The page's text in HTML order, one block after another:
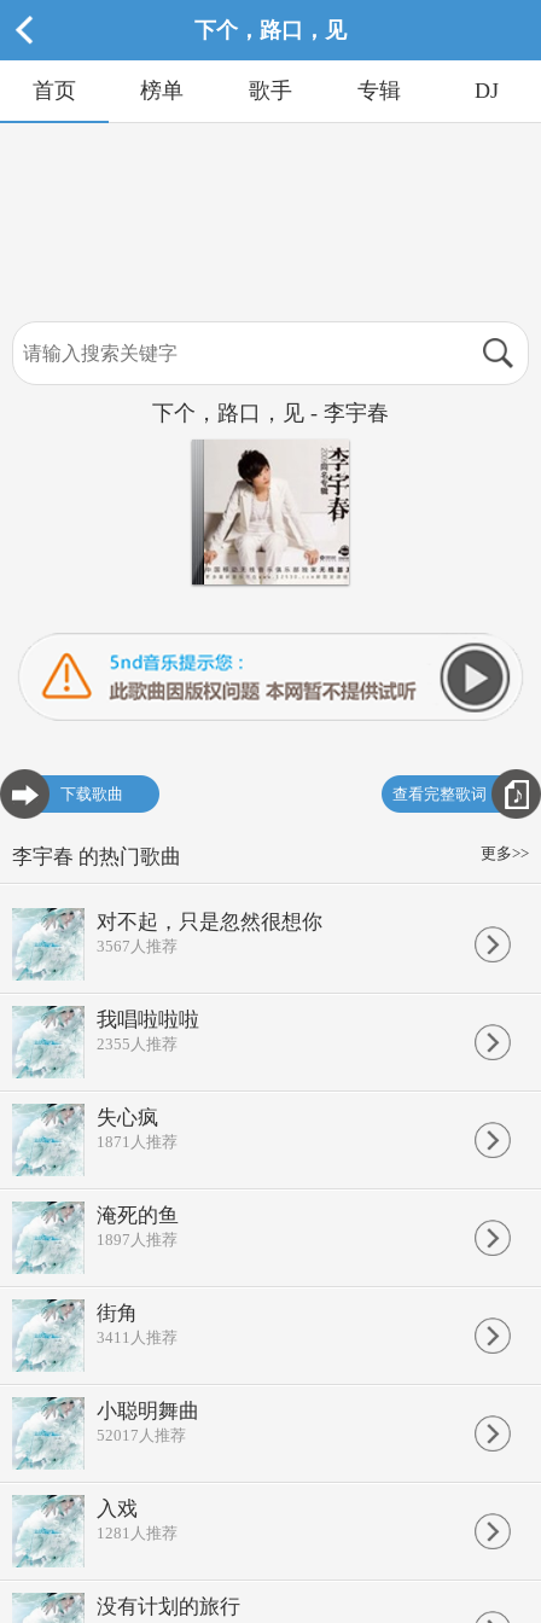
下个，路口，见
首页 榜单 歌手 专辑 DJ
下个，路口，见 - 李宇春
下载歌曲 查看完整歌词
更多>>
李宇春 的热门歌曲
对不起，只是忽然很想你
3567 人推荐
我唱啦啦啦
2355 人推荐
失心疯
1871 人推荐
淹死的鱼
1897 人推荐
街角
3411 人推荐
小聪明舞曲
52017 人推荐
入戏
1281 人推荐
没有计划的旅行